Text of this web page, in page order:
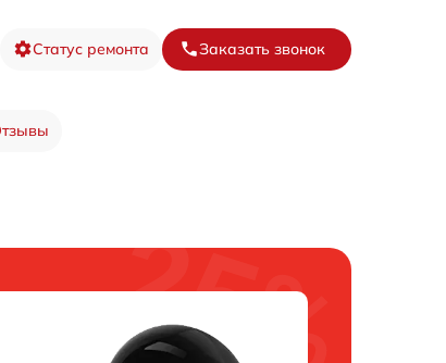
Статус ремонта Заказать звонок